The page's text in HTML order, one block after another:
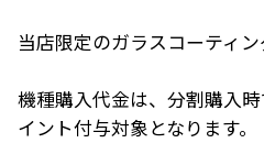
当店限定のガラスコーティン
機種購入代金は、分割購入
イント付与対象となります。